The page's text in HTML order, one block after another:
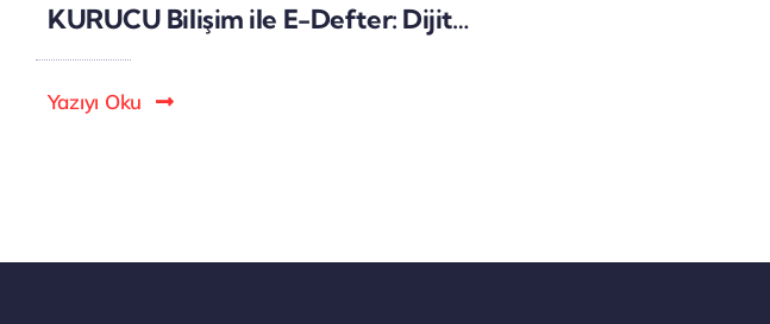
KURUCU Bilişim ile E-Defter: Dijital Muhasebeye Geçişin Akıllı Yolu
Yazıyı Oku